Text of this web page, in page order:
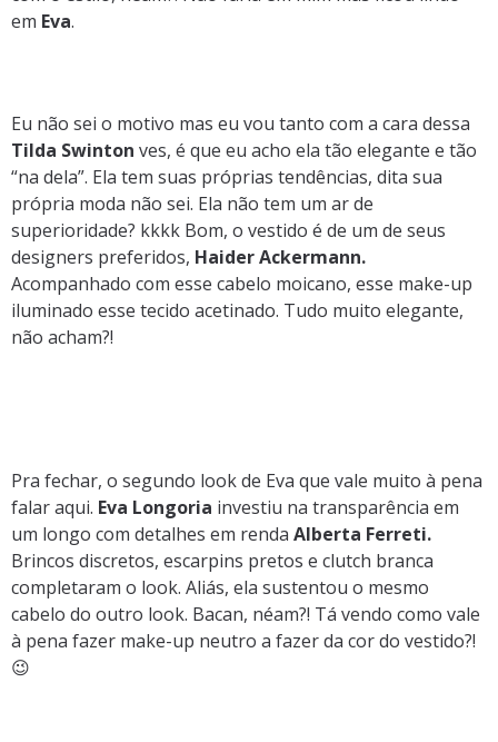
em Eva.
Eu não sei o motivo mas eu vou tanto com a cara dessa
Tilda Swinton ves, é que eu acho ela tão elegante e tão
“na dela”. Ela tem suas próprias tendências, dita sua
própria moda não sei. Ela não tem um ar de
superioridade? kkkk Bom, o vestido é de um de seus
designers preferidos, Haider Ackermann.
Acompanhado com esse cabelo moicano, esse make-up
iluminado esse tecido acetinado. Tudo muito elegante,
não acham?!
Pra fechar, o segundo look de Eva que vale muito à pena
falar aqui. Eva Longoria investiu na transparência em
um longo com detalhes em renda Alberta Ferreti.
Brincos discretos, escarpins pretos e clutch branca
completaram o look. Aliás, ela sustentou o mesmo
cabelo do outro look. Bacan, néam?! Tá vendo como vale
à pena fazer make-up neutro a fazer da cor do vestido?!
😉